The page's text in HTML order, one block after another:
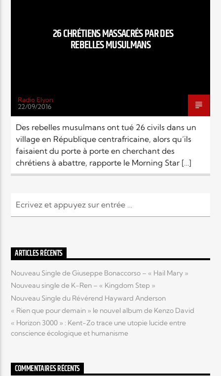
Radio Elyon
Elyon Rhema
Elyon Hits
Elyon Live
Elyon Kids
26 CHRÉTIENS MASSACRÉS PAR DES
REBELLES MUSULMANS
Radio Elyon
22/09/2016
Des rebelles musulmans ont tué 26 civils dans un
village en République centrafricaine, alors qu’ils
faisaient du porte à porte en cherchant des
chrétiens à abattre, rapporte le Morning Star […]
ARTICLES RÉCENTS
Nouveau Single de Giuseppe Bonaccorso – « Hail Mary »
Nouveau single de K-Ren – « Kingdom Step »
Nouveau Single du Révérend Hayward Anderson
« Rien que pour demain » le nouvel album de Kenzo David
« Horizon 3000 » : Kent-Zo trace une utopie lucide entre
conscience écologique et humanisme
COMMENTAIRES RÉCENTS